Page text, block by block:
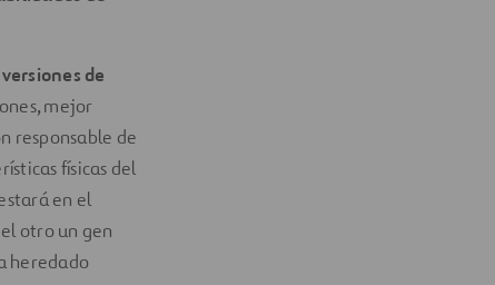
de
mejor
responsable de
físicas del
en el
otro un gen
heredado